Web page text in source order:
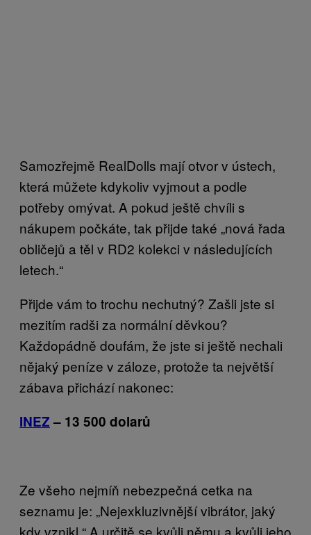
Samozřejmě RealDolls mají otvor v ústech,
která můžete kdykoliv vyjmout a podle
potřeby omývat. A pokud ještě chvíli s
nákupem počkáte, tak přijde také „nová řada
obličejů a těl v RD2 kolekci v následujících
letech.“
Přijde vám to trochu nechutný? Zašli jste si
mezitím radši za normální děvkou?
Každopádně doufám, že jste si ještě nechali
nějaký peníze v záloze, protože ta největší
zábava přichází nakonec:
INEZ – 13 500 dolarů
Ze všeho nejmíň nebezpečná cetka na
seznamu je: „Nejexkluzivnější vibrátor, jaký
kdy vznikl.“ A určitě se kvůli němu a kvůli jeho